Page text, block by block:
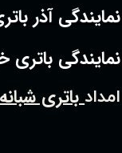
نمایندگی آذر
نمایندگی باتری
امدادباتری